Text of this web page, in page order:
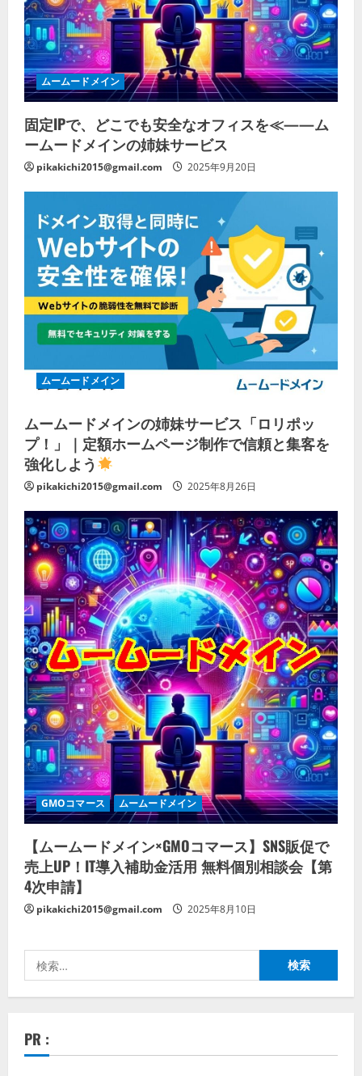
ムームードメイン
固定IPで、どこでも安全なオフィスを≪——ム
ームードメインの姉妹サービス
pikakichi2015@gmail.com 2025年9月20日
ムームードメイン
ムームードメインの姉妹サービス「ロリポッ
プ！」｜定額ホームページ制作で信頼と集客を
強化しよう
pikakichi2015@gmail.com 2025年8月26日
GMOコマース ムームードメイン
【ムームードメイン×GMOコマース】SNS販促で
売上UP！IT導入補助金活用 無料個別相談会【第
4次申請】
pikakichi2015@gmail.com 2025年8月10日
索:
PR :